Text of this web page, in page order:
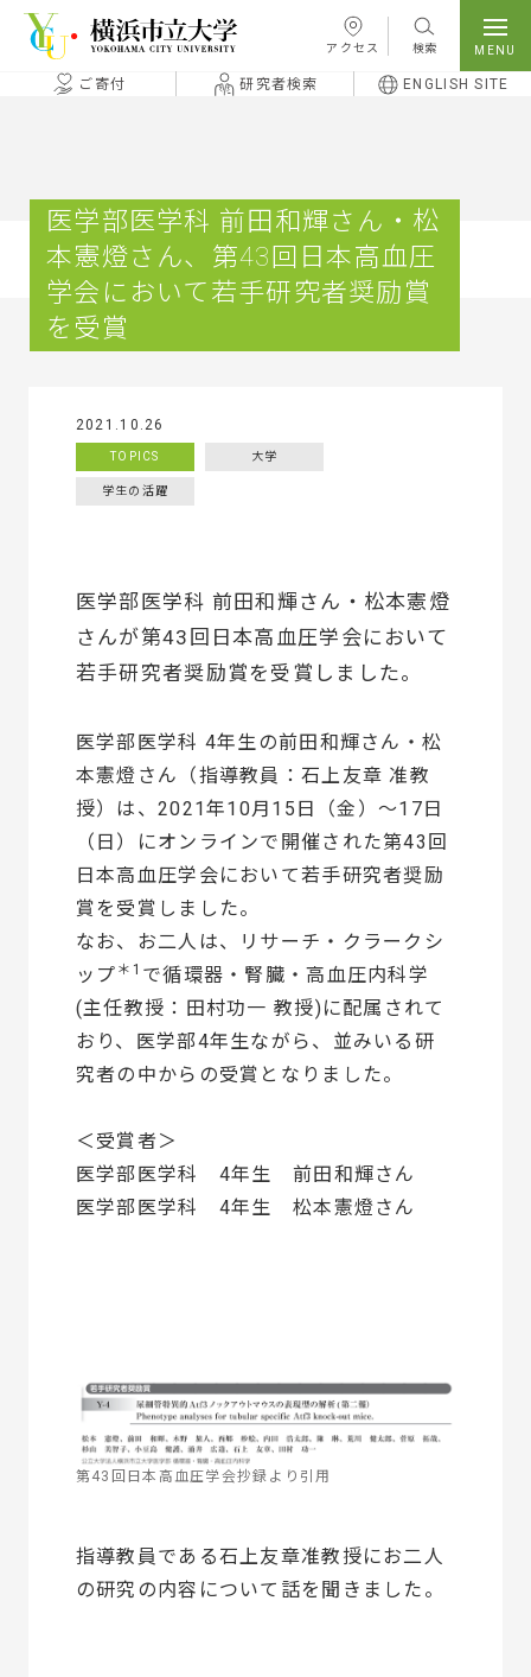
本文へ移動
アクセス 検索
ご寄付 研究者検索 ENGLISH SITE
医学部医学科 前田和輝さん・松
本憲燈さん、第43回日本高血圧
学会において若手研究者奨励賞
を受賞
2021.10.26
TOPICS 大学
学生の活躍
医学部医学科 前田和輝さん・松本憲燈
さんが第43回日本高血圧学会において
若手研究者奨励賞を受賞しました。
医学部医学科 4年生の前田和輝さん・松
本憲燈さん（指導教員：石上友章 准教
授）は、2021年10⽉15日（金）～17日
（日）にオンラインで開催された第43回
日本高血圧学会において若手研究者奨励
賞を受賞しました。
なお、お二人は、リサーチ・クラークシ
ップ ＊1 で循環器・腎臓・高血圧内科学
(主任教授：田村功一 教授)に配属されて
おり、医学部4年生ながら、並みいる研
究者の中からの受賞となりました。
＜受賞者＞
医学部医学科 4年生 前田和輝さん
医学部医学科 4年生 松本憲燈さん
第43回日本高血圧学会抄録より引用
指導教員である石上友章准教授にお二人
の研究の内容について話を聞きました。